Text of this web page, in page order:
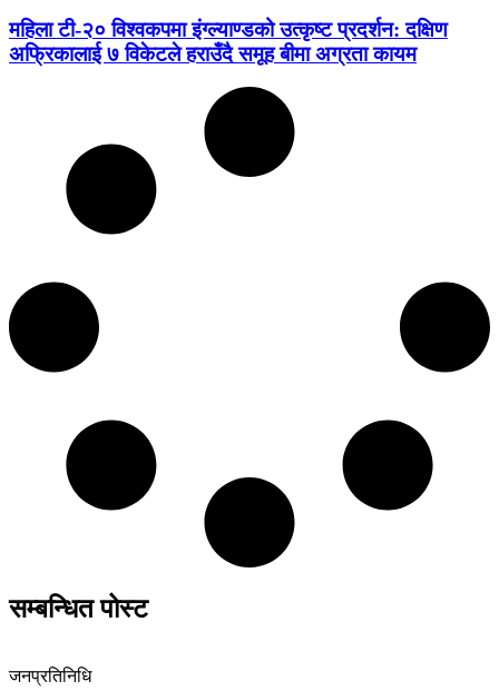
महिला टी-२० विश्वकपमा इंग्ल्याण्डको उत्कृष्ट प्रदर्शन: दक्षिण
अफ्रिकालाई ७ विकेटले हराउँदै समूह बीमा अग्रता कायम
सम्बन्धित पोस्ट
जनप्रतिनिधि